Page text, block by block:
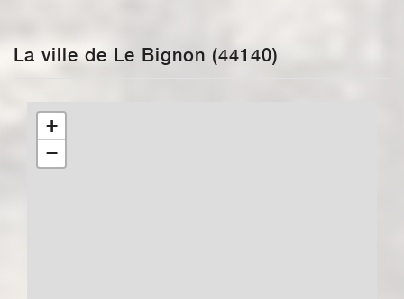
La ville de Le Bignon (44140)
+
−